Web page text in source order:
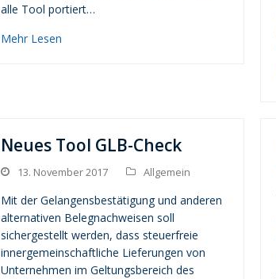
alle Tool portiert…
Mehr Lesen
Neues Tool GLB-Check
13. November 2017 Allgemein
Mit der Gelangensbestätigung und anderen
alternativen Belegnachweisen soll
sichergestellt werden, dass steuerfreie
innergemeinschaftliche Lieferungen von
Unternehmen im Geltungsbereich des